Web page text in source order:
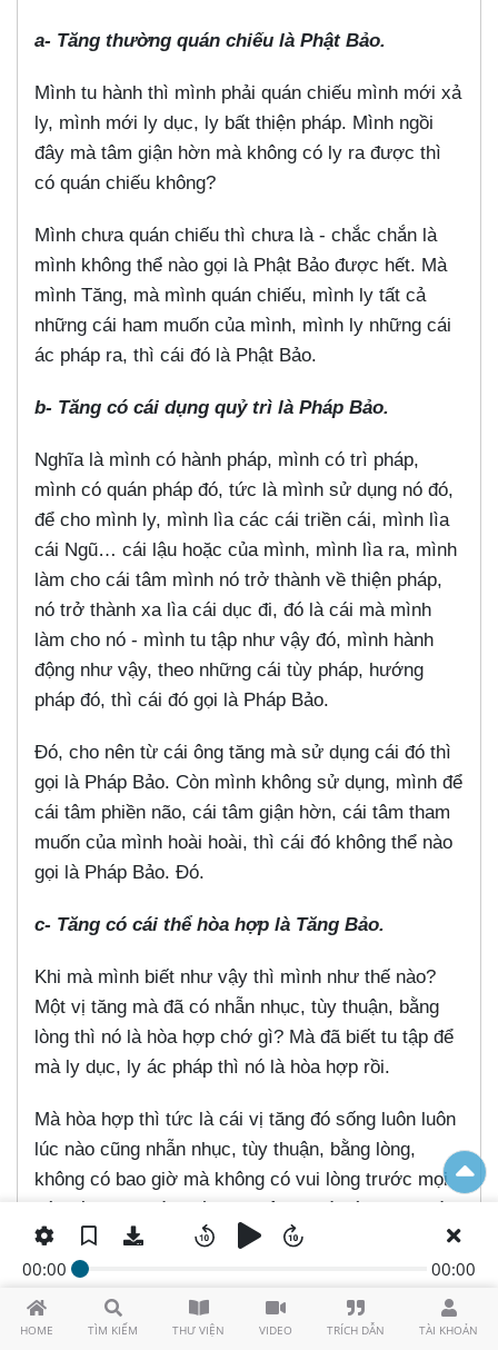
HOME TÌM KIẾM THƯ VIỆN VIDEO TRÍCH DẪN TÀI KHOẢN
00:00 00:00
a- Tăng thường quán chiếu là Phật Bảo.
Mình tu hành thì mình phải quán chiếu mình mới xả
ly, mình mới ly dục, ly bất thiện pháp. Mình ngồi
đây mà tâm giận hờn mà không có ly ra được thì
có quán chiếu không?
Mình chưa quán chiếu thì chưa là - chắc chắn là
mình không thể nào gọi là Phật Bảo được hết. Mà
mình Tăng, mà mình quán chiếu, mình ly tất cả
những cái ham muốn của mình, mình ly những cái
ác pháp ra, thì cái đó là Phật Bảo.
b- Tăng có cái dụng quỷ trì là Pháp Bảo.
Nghĩa là mình có hành pháp, mình có trì pháp,
mình có quán pháp đó, tức là mình sử dụng nó đó,
để cho mình ly, mình lìa các cái triền cái, mình lìa
cái Ngũ… cái lậu hoặc của mình, mình lìa ra, mình
làm cho cái tâm mình nó trở thành về thiện pháp,
nó trở thành xa lìa cái dục đi, đó là cái mà mình
làm cho nó - mình tu tập như vậy đó, mình hành
động như vậy, theo những cái tùy pháp, hướng
pháp đó, thì cái đó gọi là Pháp Bảo.
Đó, cho nên từ cái ông tăng mà sử dụng cái đó thì
gọi là Pháp Bảo. Còn mình không sử dụng, mình để
cái tâm phiền não, cái tâm giận hờn, cái tâm tham
muốn của mình hoài hoài, thì cái đó không thể nào
gọi là Pháp Bảo. Đó.
c- Tăng có cái thể hòa hợp là Tăng Bảo.
Khi mà mình biết như vậy thì mình như thế nào?
Một vị tăng mà đã có nhẫn nhục, tùy thuận, bằng
lòng thì nó là hòa hợp chớ gì? Mà đã biết tu tập để
mà ly dục, ly ác pháp thì nó là hòa hợp rồi.
Mà hòa hợp thì tức là cái vị tăng đó sống luôn luôn
lúc nào cũng nhẫn nhục, tùy thuận, bằng lòng,
không có bao giờ mà không có vui lòng trước mọi
cái đối tượng nào hết, cho nên gọi là hòa hợp, mà
hòa hợp gọi là Tăng Bảo.
những cái bản chất của nó gọi là nhất thể Tam Bảo,